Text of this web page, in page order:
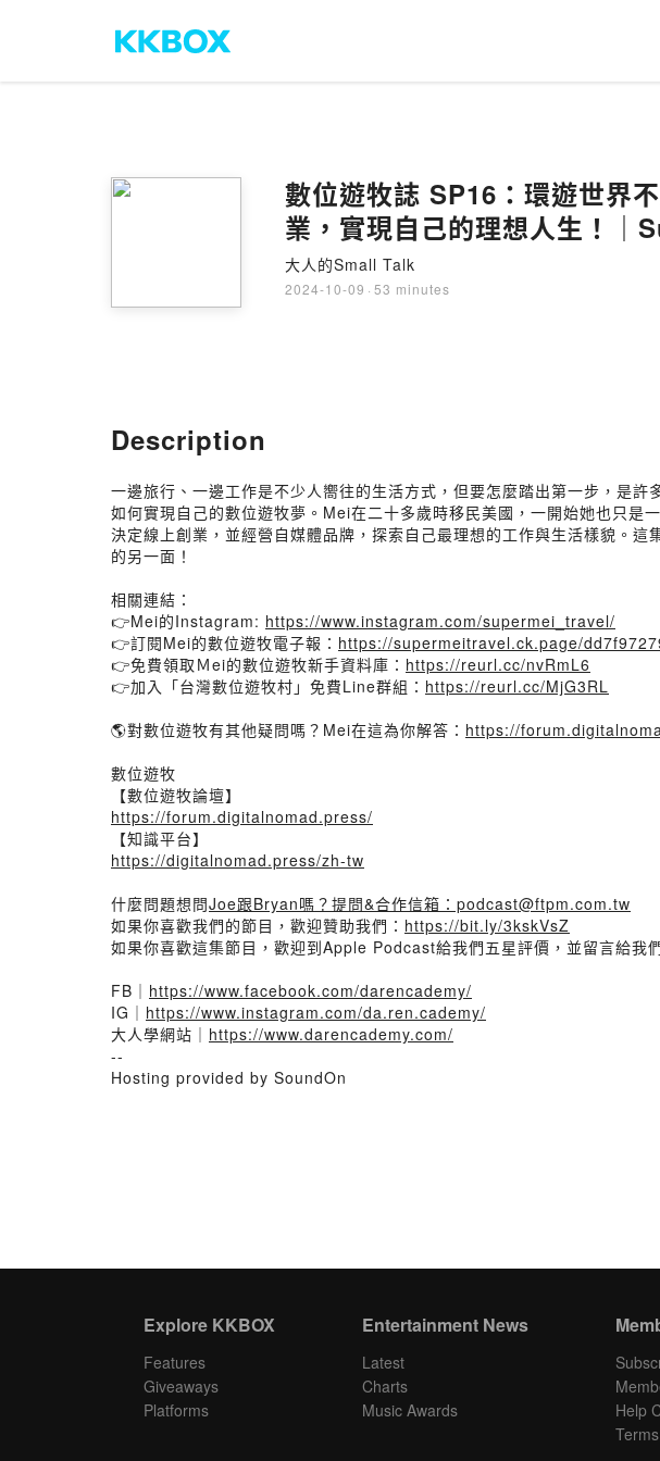
數位遊牧誌 SP16：環遊世界
業，實現自己的理想人生！
大人的Small Talk
2024-10-09 · 53 minutes
Description
一邊旅行、一邊工作是不少人嚮往的生活方式，但要怎麼踏出第一步，是
如何實現自己的數位遊牧夢。Mei在二十多歲時移民美國，一開始她也只是
決定線上創業，並經營自媒體品牌，探索自己最理想的工作與生活樣貌。
的另一面！
相關連結：
👉Mei的Instagram: https://www.instagram.com/supermei_travel/
👉訂閱Mei的數位遊牧電子報： https://supermeitravel.ck.page/
👉免費領取Ｍei的數位遊牧新手資料庫： https://reurl.cc/nvRmL6
👉加入「台灣數位遊牧村」免費Line群組： https://reurl.cc/MjG3RL
🌎對數位遊牧有其他疑問嗎？Mei在這為你解答： https://
數位遊牧
【數位遊牧論壇】
https://forum.digitalnomad.press/
【知識平台】
https://digitalnomad.press/zh-tw
什麼問題想問Joe跟Bryan嗎？提問&合作信箱：podcast@ftpm.com.tw
如果你喜歡我們的節目，歡迎贊助我們： https://bit.ly/3kskVsZ
如果你喜歡這集節目，歡迎到Apple Podcast給我們五星評價，並留言給我
FB｜ https://www.facebook.com/darencademy/
IG｜ https://www.instagram.com/da.ren.cademy/
大人學網站｜ https://www.darencademy.com/
--
Hosting provided by SoundOn
Explore KKBOX
Features
Giveaways
Platforms
Entertainment News
Latest
Charts
Music Awards
Help